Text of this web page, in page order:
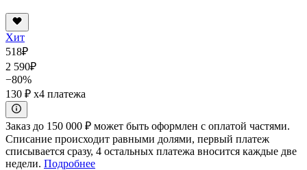
Хит
518₽
2 590₽
−80%
130 ₽ x4 платежа
Заказ до 150 000 ₽ может быть оформлен с оплатой частями.
Списание происходит равными долями, первый платеж
списывается сразу, 4 остальных платежа вносится каждые две
недели. Подробнее